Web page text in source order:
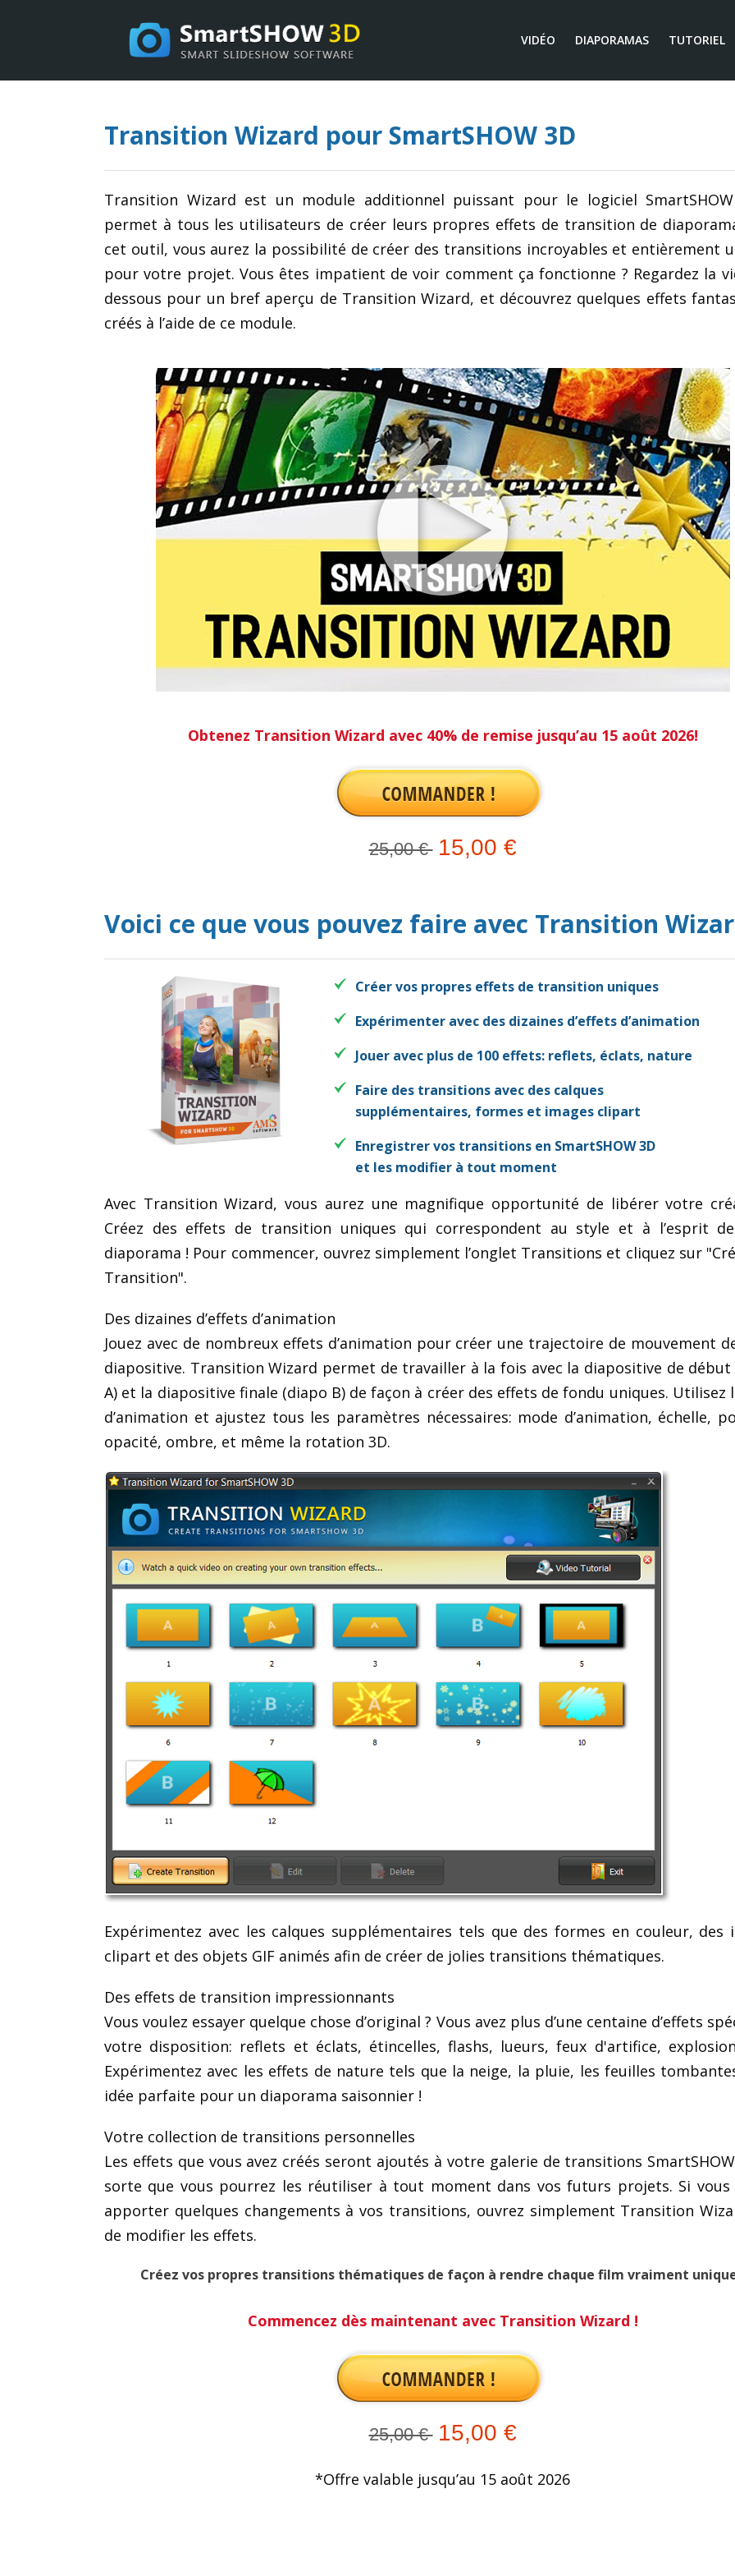
VIDÉO DIAPORAMAS TUTORIEL
Transition Wizard pour SmartSHOW 3D
Transition Wizard est un module additionnel puissant pour le logiciel
permet à tous les utilisateurs de créer leurs propres effets de transition de
cet outil, vous aurez la possibilité de créer des transitions incroyables et entièrement
pour votre projet. Vous êtes impatient de voir comment ça fonctionne ? Regardez la
dessous pour un bref aperçu de Transition Wizard, et découvrez quelques effets
créés à l’aide de ce module.
Obtenez Transition Wizard avec 40% de remise jusqu’au 15 août 2026!
25,00 € 15,00 €
Voici ce que vous pouvez faire avec Transition
Créer vos propres effets de transition uniques
Expérimenter avec des dizaines d’effets d’animation
Jouer avec plus de 100 effets: reflets, éclats, nature
Faire des transitions avec des calques
supplémentaires, formes et images clipart
Enregistrer vos transitions en SmartSHOW 3D
et les modifier à tout moment
Avec Transition Wizard, vous aurez une magnifique opportunité de libérer votre
Créez des effets de transition uniques qui correspondent au style et à l’esprit
diaporama ! Pour commencer, ouvrez simplement l’onglet Transitions et cliquez sur
Transition".
Des dizaines d’effets d’animation
Jouez avec de nombreux effets d’animation pour créer une trajectoire de mouvement
diapositive. Transition Wizard permet de travailler à la fois avec la diapositive de
A) et la diapositive finale (diapo B) de façon à créer des effets de fondu uniques. Utilisez
d’animation et ajustez tous les paramètres nécessaires: mode d’animation, échelle,
opacité, ombre, et même la rotation 3D.
Expérimentez avec les calques supplémentaires tels que des formes en couleur, des
clipart et des objets GIF animés afin de créer de jolies transitions thématiques.
Des effets de transition impressionnants
Vous voulez essayer quelque chose d’original ? Vous avez plus d’une centaine d’effets
votre disposition: reflets et éclats, étincelles, flashs, lueurs, feux d'artifice,
Expérimentez avec les effets de nature tels que la neige, la pluie, les feuilles
idée parfaite pour un diaporama saisonnier !
Votre collection de transitions personnelles
Les effets que vous avez créés seront ajoutés à votre galerie de transitions
sorte que vous pourrez les réutiliser à tout moment dans vos futurs projets. Si vous
apporter quelques changements à vos transitions, ouvrez simplement Transition
de modifier les effets.
Créez vos propres transitions thématiques de façon à rendre chaque film vraiment
Commencez dès maintenant avec Transition Wizard !
25,00 € 15,00 €
*Offre valable jusqu’au 15 août 2026